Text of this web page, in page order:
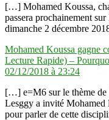
[…] Mohamed Koussa,
passera prochainement
dimanche 2 décembre
Mohamed Koussa gagne
Lecture Rapide) –
02/12/2018 à 23:24
[…] e=M6 sur le thème de
Lesggy a invité Mohamed
pour parler de cette